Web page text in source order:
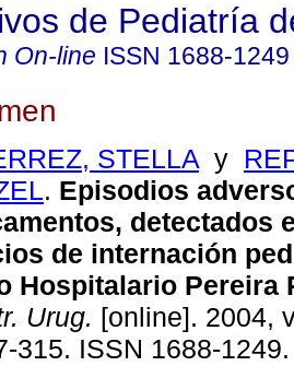
de Pediatría
On-line ISSN 1688-1249
STELLA y
. Episodios
detectados
de internación
Hospitalario Pereira
Urug. [online]. 2004,
315. ISSN 1688-1249.